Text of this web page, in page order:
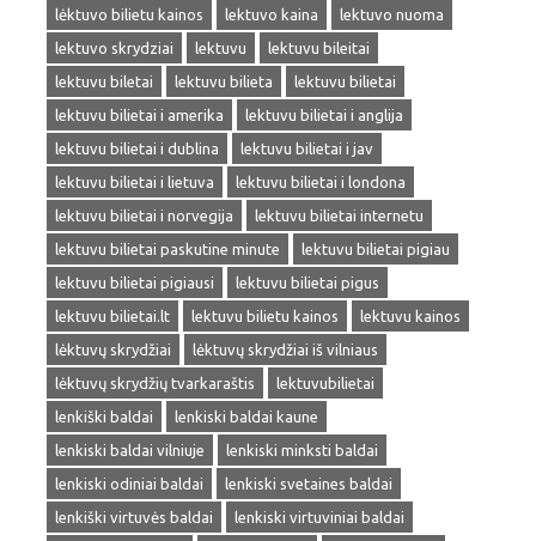
lėktuvo bilietu kainos
lektuvo kaina
lektuvo nuoma
lektuvo skrydziai
lektuvu
lektuvu bileitai
lektuvu biletai
lektuvu bilieta
lektuvu bilietai
lektuvu bilietai i amerika
lektuvu bilietai i anglija
lektuvu bilietai i dublina
lektuvu bilietai i jav
lektuvu bilietai i lietuva
lektuvu bilietai i londona
lektuvu bilietai i norvegija
lektuvu bilietai internetu
lektuvu bilietai paskutine minute
lektuvu bilietai pigiau
lektuvu bilietai pigiausi
lektuvu bilietai pigus
lektuvu bilietai.lt
lektuvu bilietu kainos
lektuvu kainos
lėktuvų skrydžiai
lėktuvų skrydžiai iš vilniaus
lėktuvų skrydžių tvarkaraštis
lektuvubilietai
lenkiški baldai
lenkiski baldai kaune
lenkiski baldai vilniuje
lenkiski minksti baldai
lenkiski odiniai baldai
lenkiski svetaines baldai
lenkiški virtuvės baldai
lenkiski virtuviniai baldai